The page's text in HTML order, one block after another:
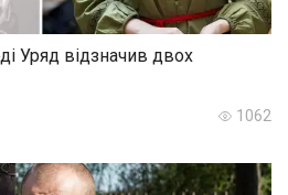
Уряд відзначив двох
1062